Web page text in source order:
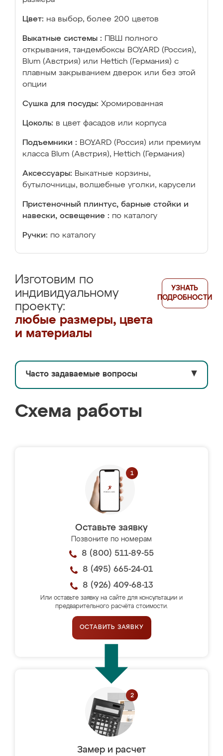
Цвет: на выбор, более 200 цветов
Выкатные системы :
ПВШ полного
открывания, тандембоксы BOYARD (Россия),
Blum (Австрия) или Hettich (Германия) с
плавным закрыванием дверок или без этой
опции
Сушка для посуды: Хромированная
Цоколь: в цвет фасадов или корпуса
Подъемники : BOYARD (Россия) или премиум
класса Blum (Австрия), Hettich (Германия)
Аксессуары: Выкатные корзины,
бутылочницы, волшебные уголки, карусели
Пристеночный плинтус, барные стойки и
навески, освещение : по каталогу
Ручки: по каталогу
Изготовим по
индивидуальному
проекту:
любые размеры, цвета
и материалы
УЗНАТЬ
ПОДРОБНОСТИ
Часто задаваемые вопросы ▼
Схема работы
Оставьте заявку
Позвоните по номерам
8 (800) 511-89-55
8 (495) 665-24-01
8 (926) 409-68-13
Или оставьте заявку на сайте для консультации и
предварительного расчёта стоимости.
ОСТАВИТЬ ЗАЯВКУ
Замер и расчет